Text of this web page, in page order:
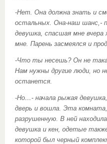
-Нет. Она должна знать и
остальных. Она-наш шанс,-
девушка, спасшая мне вчера
мне. Парень засмеялся и
-Что ты несешь? Он не
Нам нужны другие люди, но
останется.
-Но…- начала рыжая
дверь и вошла. Эта
разрушенную. В ней
девушка и кен, одетые
которой был черный